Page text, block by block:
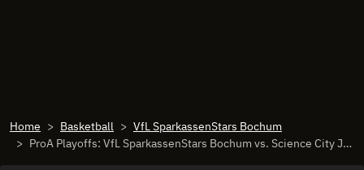
Home Basketball
VfL SparkassenStars Bochum
ProA Playoffs: VfL SparkassenStars Bochum vs. Science City Jena - VF - Spiel 2